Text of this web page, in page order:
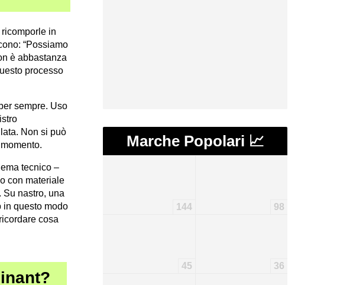
in
“Possiamo
è abbastanza
processo
sempre. Uso
Non si può
tecnico –
con materiale
nastro, una
in questo modo
cosa
Marche Popolari 📈
144 98
45 36